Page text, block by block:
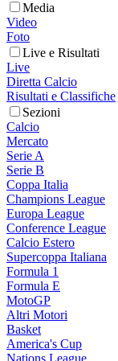
Media
Video
Foto
Live e Risultati
Live
Diretta Calcio
Risultati e Classifiche
Sezioni
Calcio
Mercato
Serie A
Serie B
Coppa Italia
Champions League
Europa League
Conference League
Calcio Estero
Supercoppa Italiana
Formula 1
Formula E
MotoGP
Altri Motori
Basket
America's Cup